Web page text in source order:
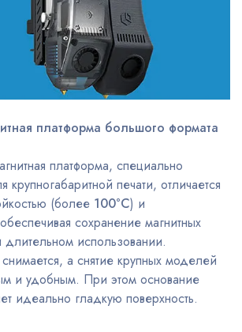
платформа большого формата
платформа, специально
крупногабаритной печати, отличается
(более 100°C) и
сохранение магнитных
использовании.
а снятие крупных моделей
и удобным. При этом основание
идеально гладкую поверхность.